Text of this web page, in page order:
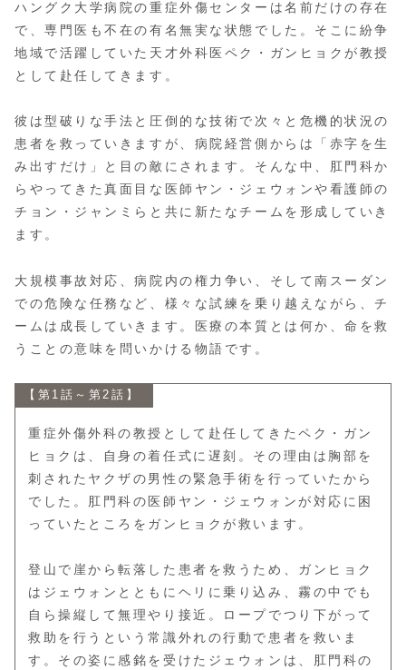
ハングク大学病院の重症外傷センターは名前だけの存在
で、専門医も不在の有名無実な状態でした。そこに紛争
地域で活躍していた天才外科医ペク・ガンヒョクが教授
として赴任してきます。
彼は型破りな手法と圧倒的な技術で次々と危機的状況の
患者を救っていきますが、病院経営側からは「赤字を生
み出すだけ」と目の敵にされます。そんな中、肛門科か
らやってきた真面目な医師ヤン・ジェウォンや看護師の
チョン・ジャンミらと共に新たなチームを形成していき
ます。
大規模事故対応、病院内の権力争い、そして南スーダン
での危険な任務など、様々な試練を乗り越えながら、チ
ームは成長していきます。医療の本質とは何か、命を救
うことの意味を問いかける物語です。
【第1話～第2話】
重症外傷外科の教授として赴任してきたペク・ガン
ヒョクは、自身の着任式に遅刻。その理由は胸部を
刺されたヤクザの男性の緊急手術を行っていたから
でした。肛門科の医師ヤン・ジェウォンが対応に困
っていたところをガンヒョクが救います。
登山で崖から転落した患者を救うため、ガンヒョク
はジェウォンとともにヘリに乗り込み、霧の中でも
自ら操縦して無理やり接近。ロープでつり下がって
救助を行うという常識外れの行動で患者を救いま
す。その姿に感銘を受けたジェウォンは、肛門科の